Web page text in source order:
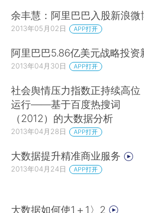
余丰慧：阿里巴巴入股新浪微
2013年05月02日 APP打开
阿里巴巴5.86亿美元战略投资
2013年04月30日 APP打开
社会舆情压力指数正持续高位
运行——基于百度热搜词
（2012）的大数据分析
2013年04月28日 APP打开
大数据提升精准商业服务
2013年04月24日 APP打开
大数据如何使1＋1〉2